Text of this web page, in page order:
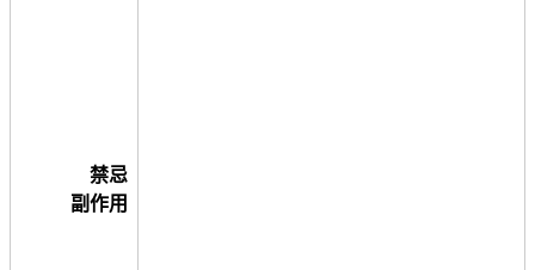
禁忌
副作用